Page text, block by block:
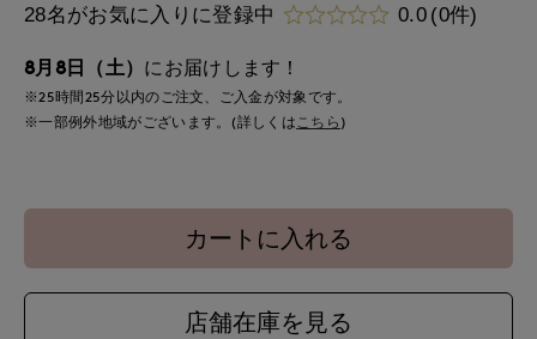
28名がお気に入りに登録中 0.0 (0件)
8月8日（土） にお届けします！
※25時間25分以内のご注文、ご入金が対象です。
※一部例外地域がございます。(詳しくは こちら )
カートに入れる
店舗在庫を見る